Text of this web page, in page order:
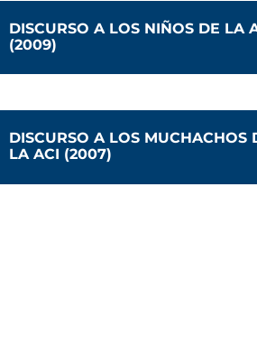
DISCURSO A LOS NIÑOS DE LA
(2009)
DISCURSO A LOS MUCHACHOS
LA ACI (2007)